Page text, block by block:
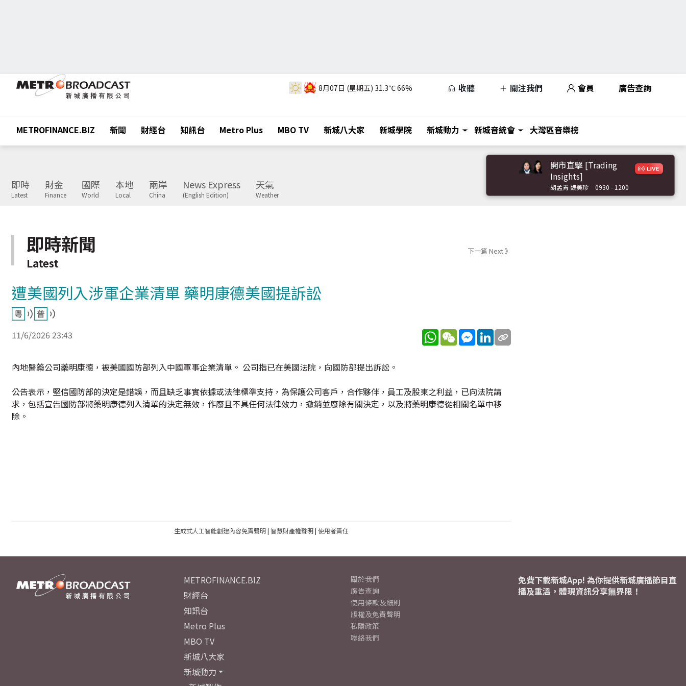
8月07日 (星期五) 31.3℃66% 收聽 關注我們 會員 廣告查詢
METROFINANCE.BIZ 新聞 財經台 知訊台 Metro Plus MBO TV 新城八大家 新城學院 新城動力 新城音統會 大灣區音樂榜
即時
Latest
財金
Finance
國際
World
本地
Local
兩岸
China
News Express
(English Edition)
天氣
Weather
開市直擊 [Trading
Insights]
胡孟青 魏美珍 0930 - 1200
即時新聞
Latest
下一篇 Next 》
遭美國列入涉軍企業清單 藥明康德美國提訴訟
11/6/2026 23:43 WhatsApp
WeChatMessenger
LinkedIn
內地醫藥公司藥明康德，被美國國防部列入中國軍事企業清單。 公司指已在美國法院，向國防部提出訴訟。
公告表示，堅信國防部的決定是錯誤，而且缺乏事實依據或法律標準支持，為保護公司客戶，合作夥伴，員工及股東之利益，已向法院請
求，包括宣告國防部將藥明康德列入清單的決定無效，作廢且不具任何法律效力，撤銷並廢除有關決定，以及將藥明康德從相關名單中移
除。
生成式人工智能創建內容免責聲明| 智慧財產權聲明| 使用者責任
METROFINANCE.BIZ
財經台
知訊台
Metro Plus
MBO TV
新城八大家
新城動力
關於我們
廣告查詢
使用條款及細則
版權及免責聲明
私隱政策
聯絡我們
免費下載新城App! 為你提供新城廣播節目直
播及重溫，體現資訊分享無界限！